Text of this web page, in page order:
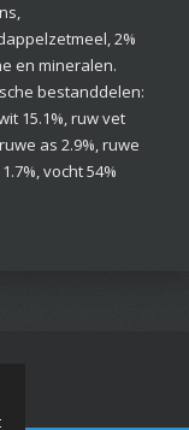
2%
en mineralen.
bestanddelen:
15.1%, ruw vet
as 2.9%, ruwe
vocht 54%